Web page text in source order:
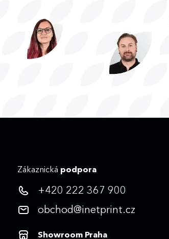
Zákaznická podpora
+420 222 367 900
obchod@inetprint.cz
Showroom Praha